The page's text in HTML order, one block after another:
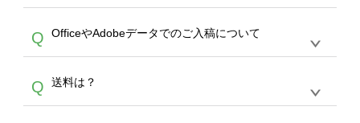
ます。 【付与ポイント】購入金額の1％が1ポ
イントとして付与され、次回ご注文時に1ポイ
ント＝1円としてお使いいただけます。ポイン
トは発送完了の翌日に付与され、次回ご注文時
からご利用頂けます。ポイントの有効期限は一
年間です。【会員ランク】過去10カ月のご注
文回数により会員ランク割引(最大5%)が適用
A
意点（前処理剤）】カラー生地（Tシャツのホ
ワイト、トートバッグのナチュラル、ホワイト
といって、プリントを定着させるための処理剤
を塗布しており、短納期・低価格で商品をお届
Q OfficeやAdobeデータでのご入稿について
A
ません。いずれのデータも該当デザインのみ画
像(JPEG,PNG,GIF,PDF)に変換、またはAdobe
Q 送料は？